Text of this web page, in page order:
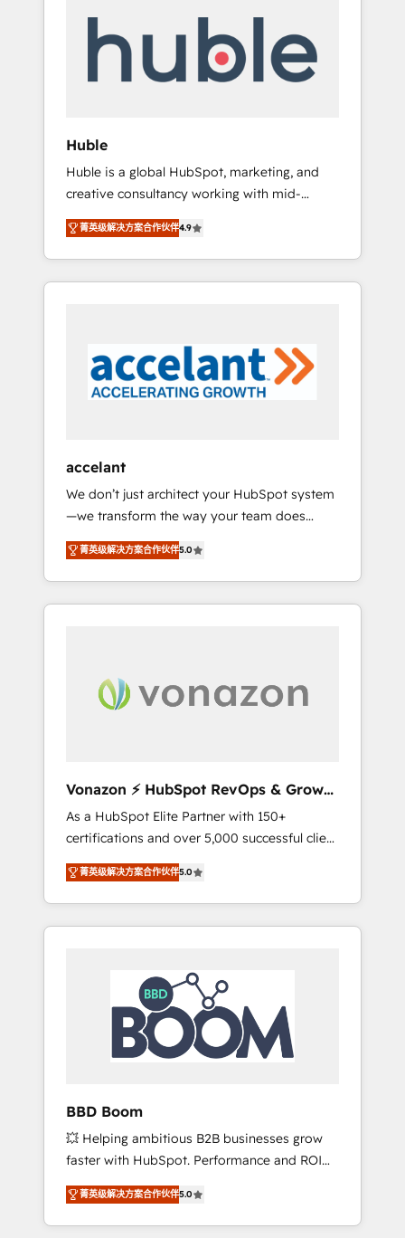
API Integration project... ⬅️ Click "Contact
Business" ⬅️ to access 150+ Kickstart
Paypal 💰 Sage or Netsuite 🤖 Google or
Microsoft ✍️ DocuSign or PandaDoc 🌐
Avalara or Quaderno HubSnacks holds the
rare Advanced "Custom Integrations"
Accreditation, securely sync data across... 🔄
any apps, in any direction. Stuck on your old
CRM..? Migrate | seamlessly off your old CRM
our in-house "HubScrub" Tool.
Huble
Huble is a global HubSpot, marketing, and
creative consultancy working with mid-
market and enterprise businesses. We go
beyond implementation, shaping the
strategy, processes, and teams that turn
HubSpot into a genuine growth engine.
5 partners worldwide, and with over 15 years
in the ecosystem, Huble has built a track
record that speaks for itself. One company,
Singapore, and South Africa. Certified
compliant with ISO/IEC 27001:2022 and ISO
9001:2015 across all seven international
offices and 175+ employees.
菁英级解决方案合作伙伴4.9
accelant
We don’t just architect your HubSpot system
—we transform the way your team does
business. As an Elite HubSpot Solutions
Partner, we specialize in creating tailored,
end-to-end CRM solutions that accelerate
growth, improve operational efficiency, and
time to deeply understand your unique
needs, crafting custom strategies that deliver
responsiveness, and ongoing support, we
equip your team to adopt new systems with
confidence and achieve a unified, data-
driven approach to customer engagement.
菁英级解决方案合作伙伴5.0
Vonazon ⚡ HubSpot RevOps & Growth
Strategy Experts
As a HubSpot Elite Partner with 150+
certifications and over 5,000 successful client
engagements, Vonazon turns marketing
complexity into measurable, scalable growth.
From onboarding to enterprise-grade
campaigns, our in-house team builds scalable
HubSpot Integration & Optimization •
Seamless CRM, CMS, and automation setup •
Complex platform migrations and data
cleanups • Custom APIs and third-party
integrations 📈 End-to-End Revenue
tools and CRM optimization • Retention
strategies with customer journey mapping 🏅
Elite-Level HubSpot Execution • 750+
onboardings and 2,000+ implementations •
Deep expertise across marketing, sales, and
service hubs • Built-in flexibility for startups
菁英级解决方案合作伙伴5.0
BBD Boom
💥 Helping ambitious B2B businesses grow
faster with HubSpot. Performance and ROI
focused. 💥 BBD Boom is the HubSpot
partner that can help you to HubSpot Better.
We work with your teams to solve all your
菁英级解决方案合作伙伴5.0